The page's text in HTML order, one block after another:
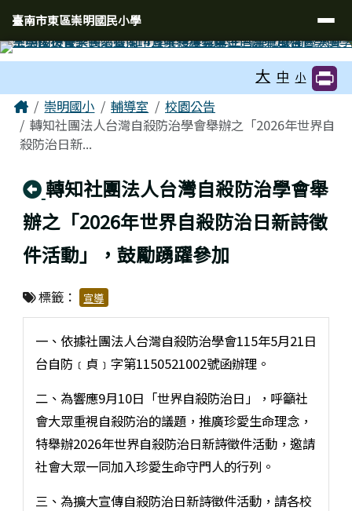
臺南市東區崇明國民小學
導覽列
臺南市東區崇明國民小學
大 中 小
主內容區域
Home崇明國小 輔導室
校園公告
轉知社團法人台灣自殺防治學會舉辦之「2026年世界自
殺防治日新...
回上頁
轉知社團法人台灣自殺防治學會舉
辦之「2026年世界自殺防治日新詩徵
件活動」，鼓勵踴躍參加
標籤： 宣導
一、依據社團法人台灣自殺防治學會115年5月21日
台自防﹝貞﹞字第1150521002號函辦理。
二、為響應9月10日「世界自殺防治日」，呼籲社
會大眾重視自殺防治的議題，推廣珍愛生命理念，
特舉辦2026年世界自殺防治日新詩徵件活動，邀請
社會大眾一同加入珍愛生命守門人的行列。
三、為擴大宣傳自殺防治日新詩徵件活動，請各校
頁尾區域